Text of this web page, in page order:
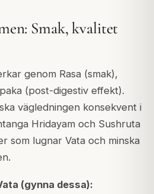
Smak, kvalitet
genom Rasa (smak),
(post-digestiv effekt).
vägledningen konsekvent i
Hridayam och Sushruta
som lugnar Vata och minska
(gynna dessa):